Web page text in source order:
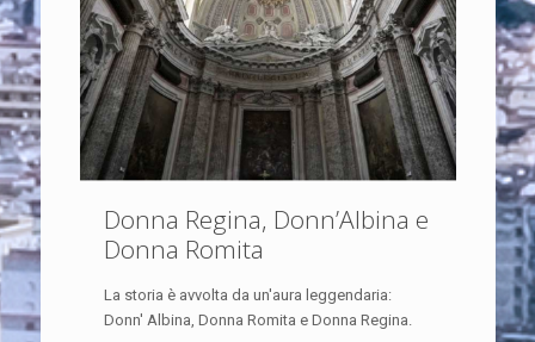
Donna Regina, Donn’Albina e
Donna Romita
La storia è avvolta da un'aura leggendaria:
Donn' Albina, Donna Romita e Donna Regina.